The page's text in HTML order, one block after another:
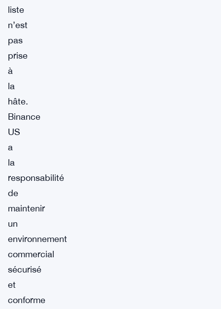
liste
n’est
pas
prise
à
la
hâte.
Binance
US
a
la
responsabilité
de
maintenir
un
environnement
commercial
sécurisé
et
conforme